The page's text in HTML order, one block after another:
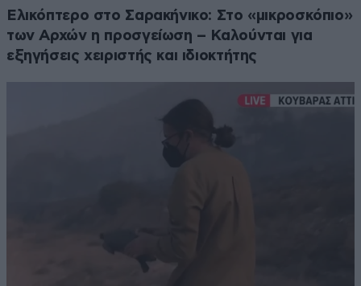
Ελικόπτερο στο Σαρακήνικο: Στο «μικροσκόπιο»
των Αρχών η προσγείωση – Καλούνται για
εξηγήσεις χειριστής και ιδιοκτήτης